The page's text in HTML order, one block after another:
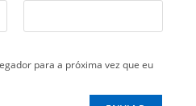
para a próxima vez que eu